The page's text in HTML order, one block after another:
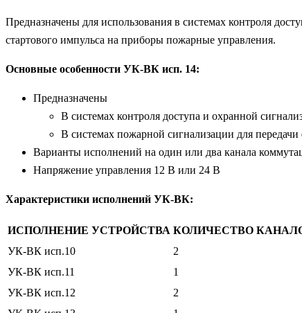
Предназначены для использования в системах контроля
стартового импульса на приборы пожарные управления.
Основные особенности УК-ВК исп. 14:
Предназначены
В системах контроля доступа и охранной
В системах пожарной сигнализации для
Варианты исполнений на один или два канала
Напряжение управления 12 В или 24 В
Характеристики исполнений УК-ВК:
ИСПОЛНЕНИЕ УСТРОЙСТВА КОЛИЧЕСТВО
УК-ВК исп.10
2
УК-ВК исп.11
1
УК-ВК исп.12
2